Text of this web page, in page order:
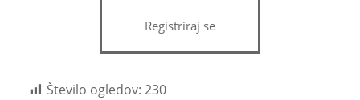
Registriraj se
Število ogledov: 230